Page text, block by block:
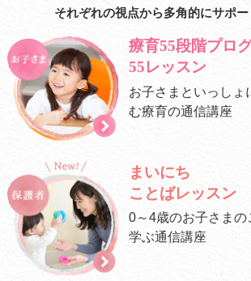
それぞれの視点から多角的にサポー
療育55段階プロ
55レッスン
お子さまといっしょ
む療育の通信講座
まいにち
ことばレッスン
0～4歳のお子さまの
学ぶ通信講座